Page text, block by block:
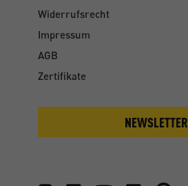
Widerrufsrecht
Impressum
AGB
Zertifikate
NEWSLETTER